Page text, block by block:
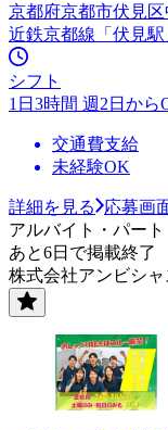
京都府京都市伏見
近鉄京都線「伏見
シフト
1日3時間 週2日から
交通費支給
未経験OK
詳細を見る
応募画
アルバイト・パート
あと6日で掲載終了
株式会社アンビシ